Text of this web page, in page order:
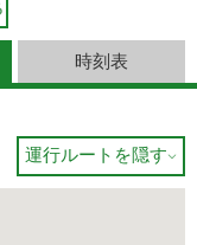
時刻表
運行ルートを隠す